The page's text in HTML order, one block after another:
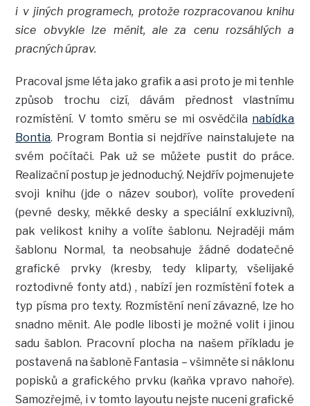
i v jiných programech, protože rozpracovanou knihu
sice obvykle lze měnit, ale za cenu rozsáhlých a
pracných úprav.
Pracoval jsme léta jako grafik a asi proto je mi tenhle
způsob trochu cizí, dávám přednost vlastnímu
rozmístění. V tomto směru se mi osvědčila nabídka
Bontia. Program Bontia si nejdříve nainstalujete na
svém počítači. Pak už se můžete pustit do práce.
Realizační postup je jednoduchý. Nejdřív pojmenujete
svoji knihu (jde o název soubor), volíte provedení
(pevné desky, měkké desky a speciální exkluzivní),
pak velikost knihy a volíte šablonu. Nejraději mám
šablonu Normal, ta neobsahuje žádné dodatečné
grafické prvky (kresby, tedy kliparty, všelijaké
roztodivné fonty atd.) , nabízí jen rozmístění fotek a
typ písma pro texty. Rozmístění není závazné, lze ho
snadno měnit. Ale podle libosti je možné volit i jinou
sadu šablon. Pracovní plocha na našem příkladu je
postavená na šabloně Fantasia – všimněte si náklonu
popisků a grafického prvku (kaňka vpravo nahoře).
Samozřejmě, i v tomto layoutu nejste nuceni grafické